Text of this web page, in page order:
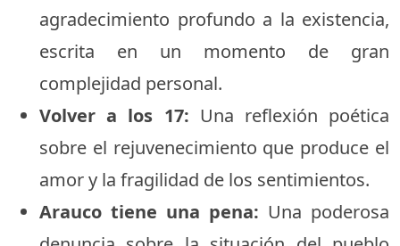
agradecimiento profundo a la existencia,
escrita en un momento de gran
complejidad personal.
Volver a los 17: Una reflexión poética
sobre el rejuvenecimiento que produce el
amor y la fragilidad de los sentimientos.
Arauco tiene una pena: Una poderosa